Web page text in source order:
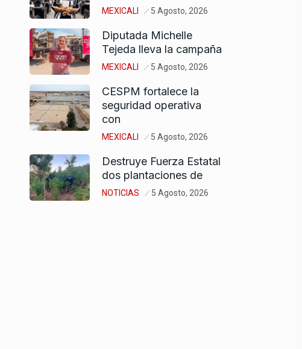
MEXICALI 5 Agosto, 2026
Diputada Michelle
Tejeda lleva la campaña
MEXICALI 5 Agosto, 2026
CESPM fortalece la
seguridad operativa
con
MEXICALI 5 Agosto, 2026
Destruye Fuerza Estatal
dos plantaciones de
NOTICIAS 5 Agosto, 2026